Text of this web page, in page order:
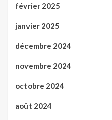
février 2025
janvier 2025
décembre 2024
novembre 2024
octobre 2024
août 2024